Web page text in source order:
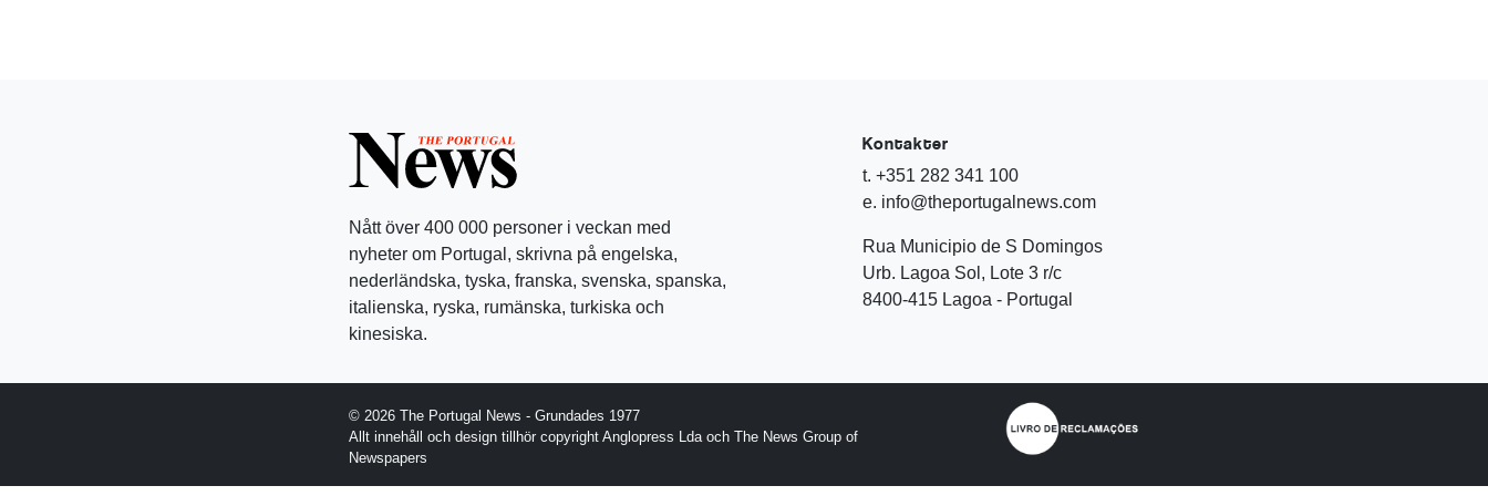
Nått över 400 000 personer i veckan med
nyheter om Portugal, skrivna på engelska,
nederländska, tyska, franska, svenska, spanska,
italienska, ryska, rumänska, turkiska och
kinesiska.
Kontakter
t. +351 282 341 100
e. info@theportugalnews.com
Rua Municipio de S Domingos
Urb. Lagoa Sol, Lote 3 r/c
8400-415 Lagoa - Portugal
© 2026 The Portugal News - Grundades 1977
Allt innehåll och design tillhör copyright Anglopress Lda och The News Group of
Newspapers